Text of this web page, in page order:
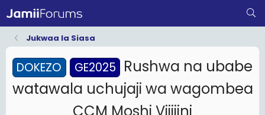
Jukwaa la Siasa
DOKEZO GE2025 Rushwa na ubabe
watawala uchujaji wa wagombea